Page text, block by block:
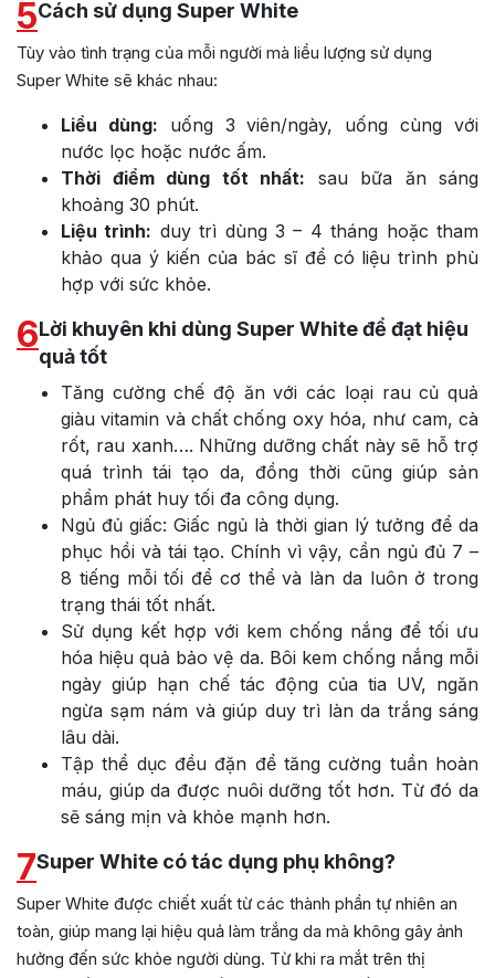
5Cách sử dụng Super White
Tùy vào tình trạng của mỗi người mà liều lượng sử dụng
Super White sẽ khác nhau:
Liều dùng: uống 3 viên/ngày, uống cùng với
nước lọc hoặc nước ấm.
Thời điểm dùng tốt nhất: sau bữa ăn sáng
khoảng 30 phút.
Liệu trình: duy trì dùng 3 – 4 tháng hoặc tham
khảo qua ý kiến của bác sĩ để có liệu trình phù
hợp với sức khỏe.
6Lời khuyên khi dùng Super White để đạt hiệu
quả tốt
Tăng cường chế độ ăn với các loại rau củ quả
giàu vitamin và chất chống oxy hóa, như cam, cà
rốt, rau xanh…. Những dưỡng chất này sẽ hỗ trợ
quá trình tái tạo da, đồng thời cũng giúp sản
phẩm phát huy tối đa công dụng.
Ngủ đủ giấc: Giấc ngủ là thời gian lý tưởng để da
phục hồi và tái tạo. Chính vì vậy, cần ngủ đủ 7 –
8 tiếng mỗi tối để cơ thể và làn da luôn ở trong
trạng thái tốt nhất.
Sử dụng kết hợp với kem chống nắng để tối ưu
hóa hiệu quả bảo vệ da. Bôi kem chống nắng mỗi
ngày giúp hạn chế tác động của tia UV, ngăn
ngừa sạm nám và giúp duy trì làn da trắng sáng
lâu dài.
Tập thể dục đều đặn để tăng cường tuần hoàn
máu, giúp da được nuôi dưỡng tốt hơn. Từ đó da
sẽ sáng mịn và khỏe mạnh hơn.
7Super White có tác dụng phụ không?
Super White được chiết xuất từ các thành phần tự nhiên an
toàn, giúp mang lại hiệu quả làm trắng da mà không gây ảnh
hưởng đến sức khỏe người dùng. Từ khi ra mắt trên thị